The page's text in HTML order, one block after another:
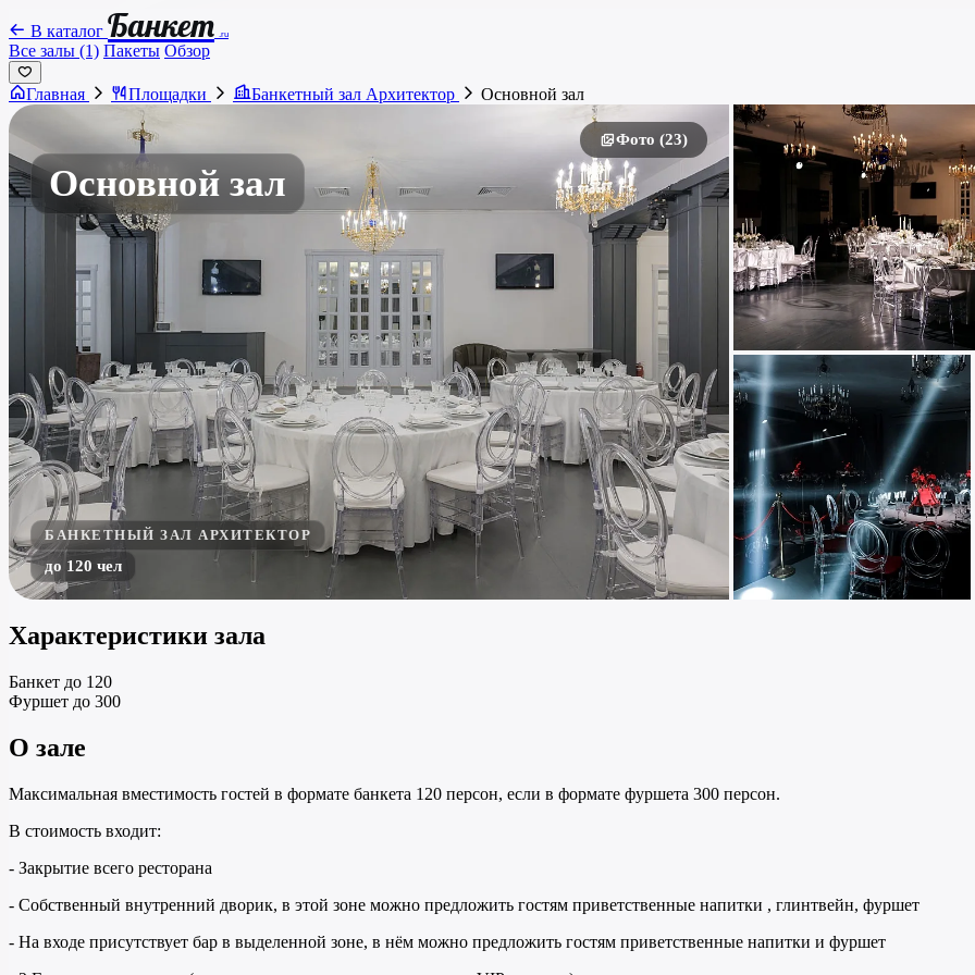
В каталог Банкет .ru
Все залы (1) Пакеты Обзор
Главная Площадки Банкетный зал Архитектор Основной зал
Основной зал
Фото (23)
БАНКЕТНЫЙ ЗАЛ АРХИТЕКТОР
до 120 чел
Характеристики зала
Банкет до 120
Фуршет до 300
О зале
Максимальная вместимость гостей в формате банкета 120 персон, если в формате фуршета 300 персон.
В стоимость входит:
- Закрытие всего ресторана
- Собственный внутренний дворик, в этой зоне можно предложить гостям приветственные напитки , глинтвейн, фуршет
- На входе присутствует бар в выделенной зоне, в нём можно предложить гостям приветственные напитки и фуршет